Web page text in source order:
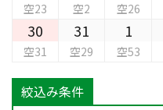
空23 空2 空26
30
空31
31
空29
1
空53
絞込み条件